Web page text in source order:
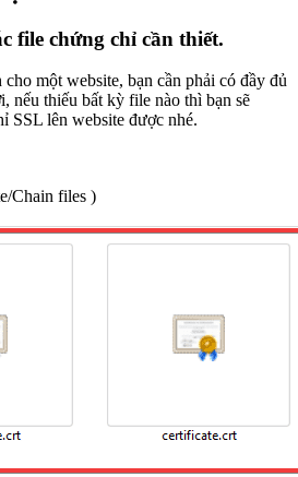
file chứng chỉ cần thiết.
một website, bạn cần phải có đầy đủ
nếu thiếu bất kỳ file nào thì bạn sẽ
SSL lên website được nhé.
Chain files )